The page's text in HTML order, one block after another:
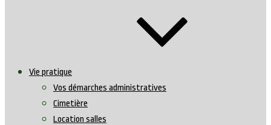
Vie pratique
Vos démarches administratives
Cimetière
Location salles